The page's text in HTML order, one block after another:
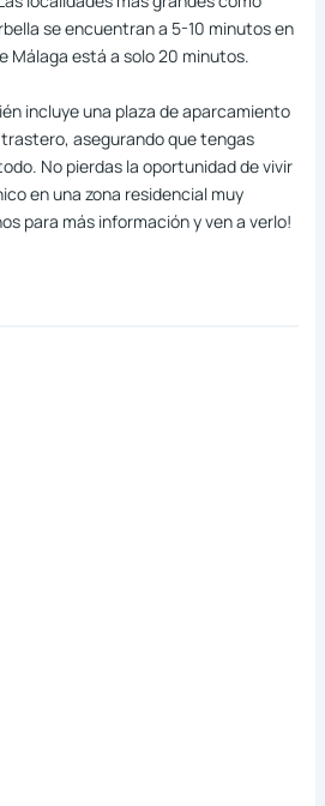
se encuentran a 5-10 minutos en
Málaga está a solo 20 minutos.
incluye una plaza de aparcamiento
asegurando que tengas
No pierdas la oportunidad de vivir
en una zona residencial muy
para más información y ven a verlo!